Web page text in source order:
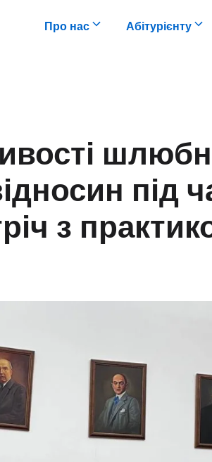
Про нас Абітурієнту
під
з